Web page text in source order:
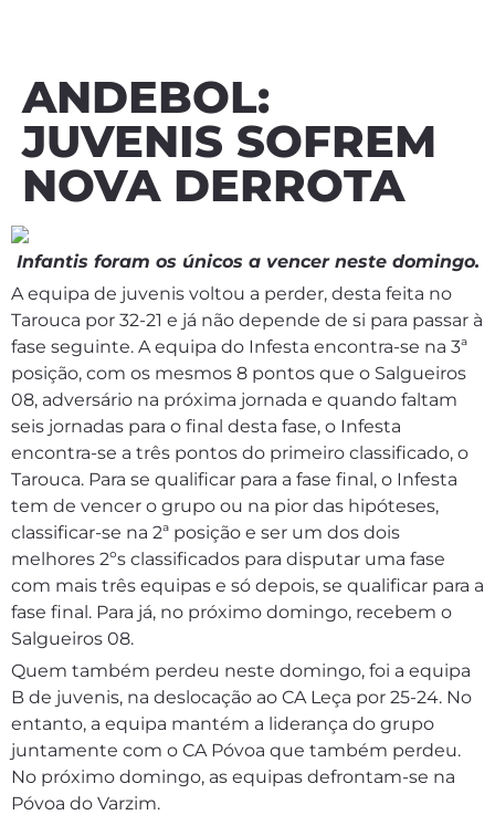
ANDEBOL:
JUVENIS SOFREM
NOVA DERROTA
Infantis foram os únicos a vencer neste domingo.
A equipa de juvenis voltou a perder, desta feita no
Tarouca por 32-21 e já não depende de si para passar à
fase seguinte. A equipa do Infesta encontra-se na 3ª
posição, com os mesmos 8 pontos que o Salgueiros
08, adversário na próxima jornada e quando faltam
seis jornadas para o final desta fase, o Infesta
encontra-se a três pontos do primeiro classificado, o
Tarouca. Para se qualificar para a fase final, o Infesta
tem de vencer o grupo ou na pior das hipóteses,
classificar-se na 2ª posição e ser um dos dois
melhores 2ºs classificados para disputar uma fase
com mais três equipas e só depois, se qualificar para a
fase final. Para já, no próximo domingo, recebem o
Salgueiros 08.
Quem também perdeu neste domingo, foi a equipa
B de juvenis, na deslocação ao CA Leça por 25-24. No
entanto, a equipa mantém a liderança do grupo
juntamente com o CA Póvoa que também perdeu.
No próximo domingo, as equipas defrontam-se na
Póvoa do Varzim.